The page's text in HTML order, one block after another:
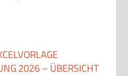
2026 – ÜBERSICHT